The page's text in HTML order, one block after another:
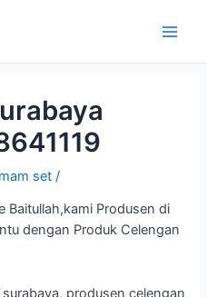
set/
Baitullah,kami Produsen di
dengan Produk Celengan
produsen celengan